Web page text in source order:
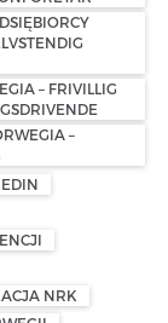
– FRIVILLIG
–
NRK